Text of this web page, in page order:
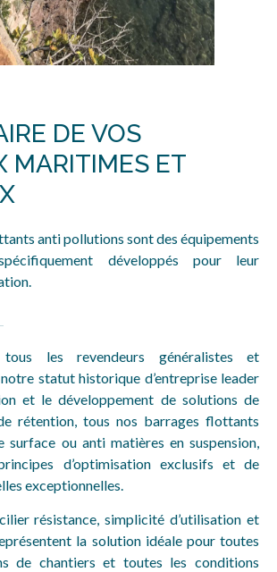
DE VOS
MARITIMES ET
anti pollutions sont des équipements
développés pour leur
les revendeurs généralistes et
statut historique d’entreprise leader
et le développement de solutions de
rétention, tous nos barrages flottants
surface ou anti matières en suspension,
d’optimisation exclusifs et de
exceptionnelles.
résistance, simplicité d’utilisation et
la solution idéale pour toutes
de chantiers et toutes les conditions